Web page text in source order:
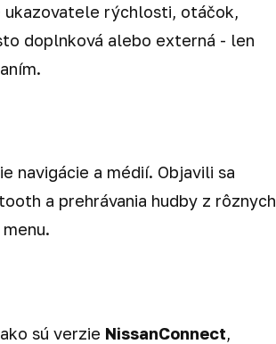
rýchlosti, otáčok,
doplnková alebo externá - len
navigácie a médií. Objavili sa
a prehrávania hudby z rôznych
sú verzie NissanConnect,